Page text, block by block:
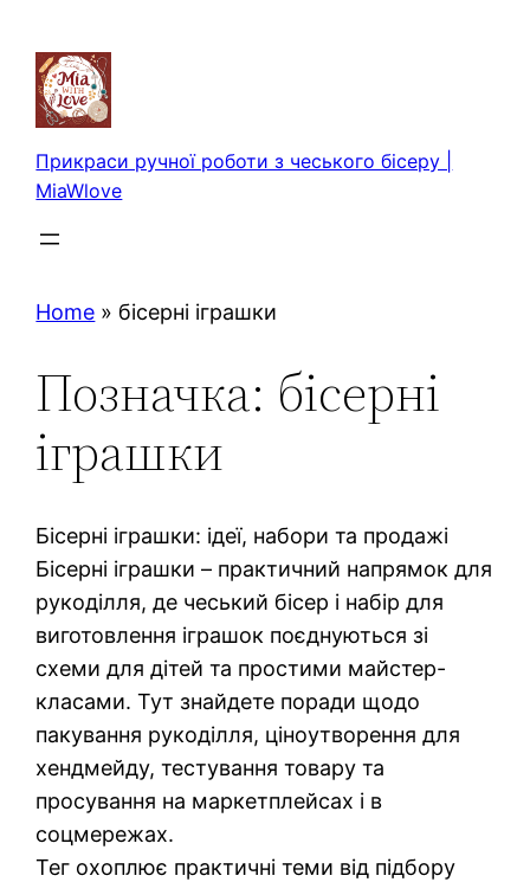
вмісту
Прикраси ручної роботи з чеського бісеру |
MiaWlove
Home » бісерні іграшки
Позначка: бісерні
іграшки
Бісерні іграшки: ідеї, набори та продажі
Бісерні іграшки – практичний напрямок для
рукоділля, де чеський бісер і набір для
виготовлення іграшок поєднуються зі
схеми для дітей та простими майстер-
класами. Тут знайдете поради щодо
пакування рукоділля, ціноутворення для
хендмейду, тестування товару та
просування на маркетплейсах і в
соцмережах.
Тег охоплює практичні теми від підбору